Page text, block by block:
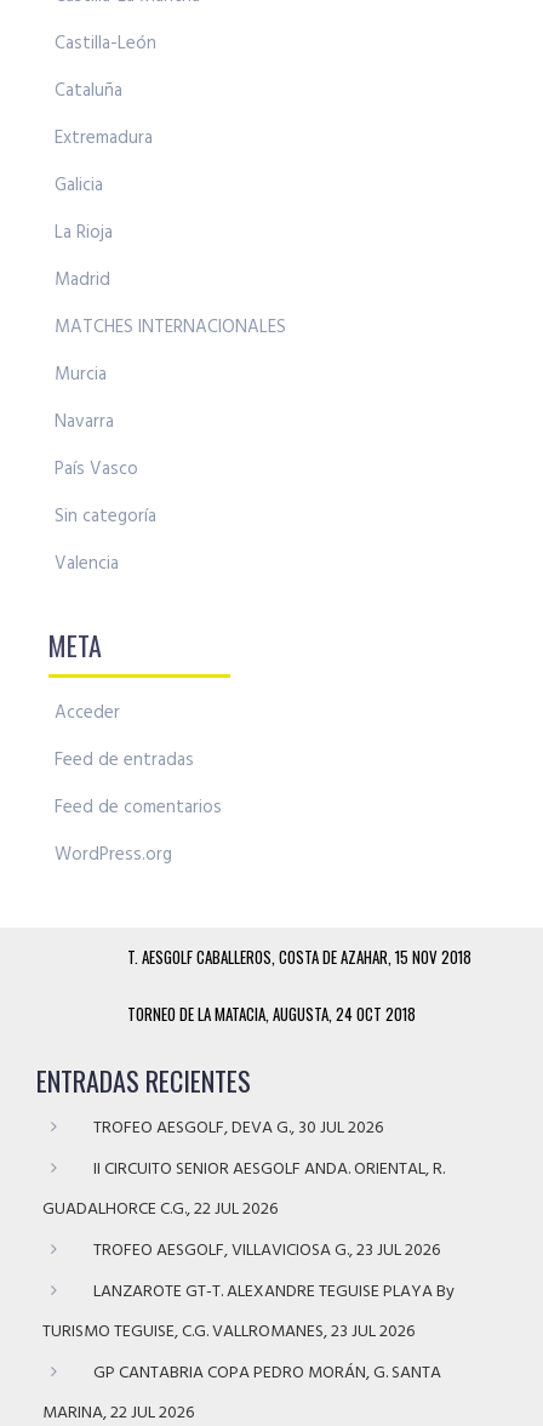
Castilla-León
Cataluña
Extremadura
Galicia
La Rioja
Madrid
MATCHES INTERNACIONALES
Murcia
Navarra
País Vasco
Sin categoría
Valencia
META
Acceder
Feed de entradas
Feed de comentarios
WordPress.org
T. AESGOLF CABALLEROS, COSTA DE AZAHAR, 15 NOV 2018
TORNEO DE LA MATACIA, AUGUSTA, 24 OCT 2018
ENTRADAS RECIENTES
TROFEO AESGOLF, DEVA G., 30 JUL 2026
II CIRCUITO SENIOR AESGOLF ANDA. ORIENTAL, R.
GUADALHORCE C.G., 22 JUL 2026
TROFEO AESGOLF, VILLAVICIOSA G., 23 JUL 2026
LANZAROTE GT-T. ALEXANDRE TEGUISE PLAYA By
TURISMO TEGUISE, C.G. VALLROMANES, 23 JUL 2026
GP CANTABRIA COPA PEDRO MORÁN, G. SANTA
MARINA, 22 JUL 2026